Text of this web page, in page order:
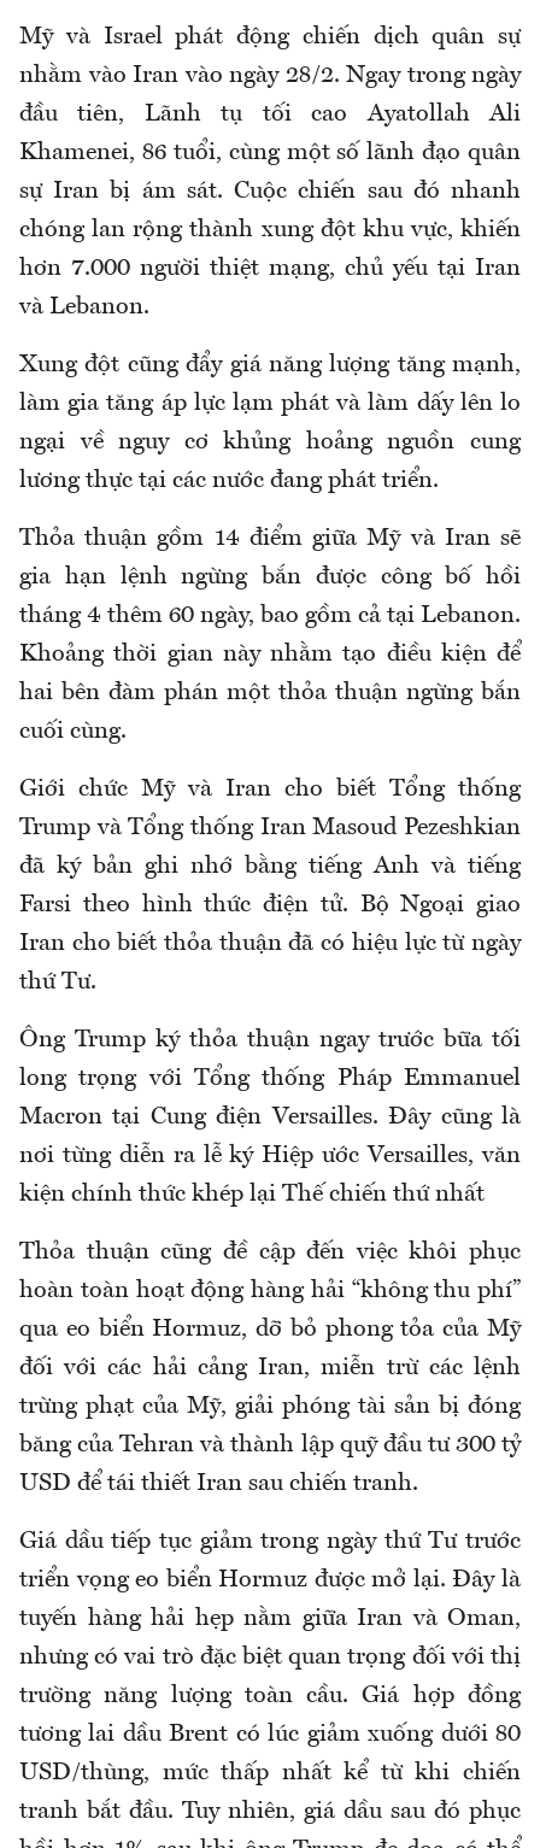
Mỹ và Israel phát động chiến dịch quân sự
nhằm vào Iran vào ngày 28/2. Ngay trong ngày
đầu tiên, Lãnh tụ tối cao Ayatollah Ali
Khamenei, 86 tuổi, cùng một số lãnh đạo quân
sự Iran bị ám sát. Cuộc chiến sau đó nhanh
chóng lan rộng thành xung đột khu vực, khiến
hơn 7.000 người thiệt mạng, chủ yếu tại Iran
và Lebanon.
Xung đột cũng đẩy giá năng lượng tăng mạnh,
làm gia tăng áp lực lạm phát và làm dấy lên lo
ngại về nguy cơ khủng hoảng nguồn cung
lương thực tại các nước đang phát triển.
Thỏa thuận gồm 14 điểm giữa Mỹ và Iran sẽ
gia hạn lệnh ngừng bắn được công bố hồi
tháng 4 thêm 60 ngày, bao gồm cả tại Lebanon.
Khoảng thời gian này nhằm tạo điều kiện để
hai bên đàm phán một thỏa thuận ngừng bắn
cuối cùng.
Giới chức Mỹ và Iran cho biết Tổng thống
Trump và Tổng thống Iran Masoud Pezeshkian
đã ký bản ghi nhớ bằng tiếng Anh và tiếng
Farsi theo hình thức điện tử. Bộ Ngoại giao
Iran cho biết thỏa thuận đã có hiệu lực từ ngày
thứ Tư.
Ông Trump ký thỏa thuận ngay trước bữa tối
long trọng với Tổng thống Pháp Emmanuel
Macron tại Cung điện Versailles. Đây cũng là
nơi từng diễn ra lễ ký Hiệp ước Versailles, văn
kiện chính thức khép lại Thế chiến thứ nhất
Thỏa thuận cũng đề cập đến việc khôi phục
hoàn toàn hoạt động hàng hải “không thu phí”
qua eo biển Hormuz, dỡ bỏ phong tỏa của Mỹ
đối với các hải cảng Iran, miễn trừ các lệnh
trừng phạt của Mỹ, giải phóng tài sản bị đóng
băng của Tehran và thành lập quỹ đầu tư 300 tỷ
USD để tái thiết Iran sau chiến tranh.
Giá dầu tiếp tục giảm trong ngày thứ Tư trước
triển vọng eo biển Hormuz được mở lại. Đây là
tuyến hàng hải hẹp nằm giữa Iran và Oman,
nhưng có vai trò đặc biệt quan trọng đối với thị
trường năng lượng toàn cầu. Giá hợp đồng
tương lai dầu Brent có lúc giảm xuống dưới 80
USD/thùng, mức thấp nhất kể từ khi chiến
tranh bắt đầu. Tuy nhiên, giá dầu sau đó phục